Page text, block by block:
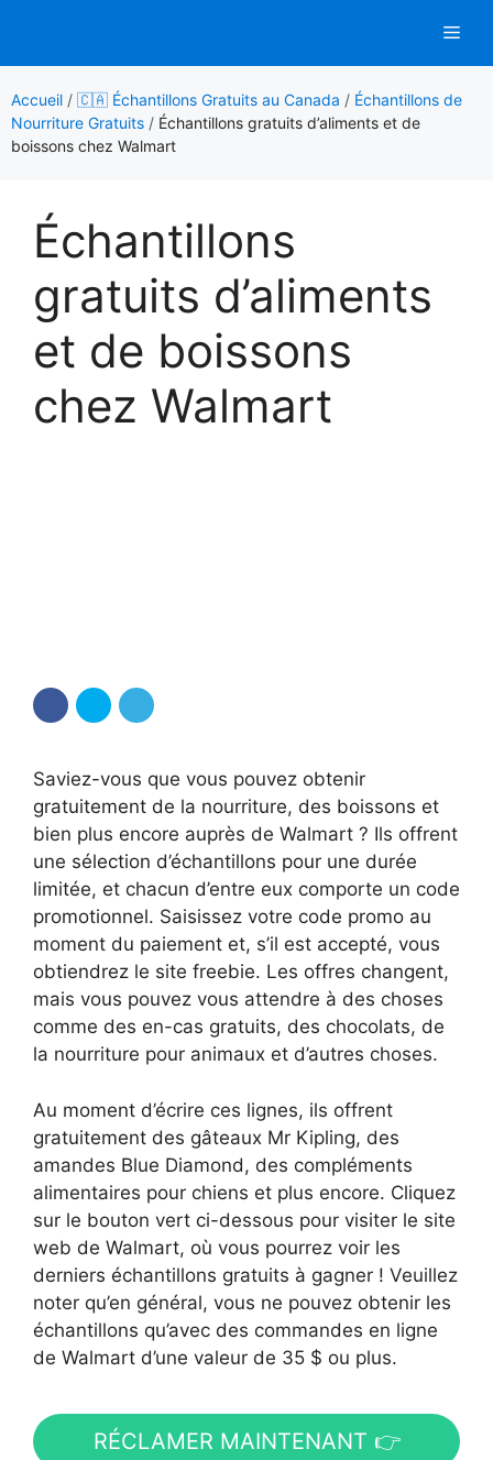
contenu
Accueil / 🇨🇦 Échantillons Gratuits au Canada / Échantillons de
Nourriture Gratuits / Échantillons gratuits d’aliments et de
boissons chez Walmart
Échantillons
gratuits d’aliments
et de boissons
chez Walmart
Saviez-vous que vous pouvez obtenir
gratuitement de la nourriture, des boissons et
bien plus encore auprès de Walmart ? Ils offrent
une sélection d’échantillons pour une durée
limitée, et chacun d’entre eux comporte un code
promotionnel. Saisissez votre code promo au
moment du paiement et, s’il est accepté, vous
obtiendrez le site freebie. Les offres changent,
mais vous pouvez vous attendre à des choses
comme des en-cas gratuits, des chocolats, de
la nourriture pour animaux et d’autres choses.
Au moment d’écrire ces lignes, ils offrent
gratuitement des gâteaux Mr Kipling, des
amandes Blue Diamond, des compléments
alimentaires pour chiens et plus encore. Cliquez
sur le bouton vert ci-dessous pour visiter le site
web de Walmart, où vous pourrez voir les
derniers échantillons gratuits à gagner ! Veuillez
noter qu’en général, vous ne pouvez obtenir les
échantillons qu’avec des commandes en ligne
de Walmart d’une valeur de 35 $ ou plus.
RÉCLAMER MAINTENANT 👉